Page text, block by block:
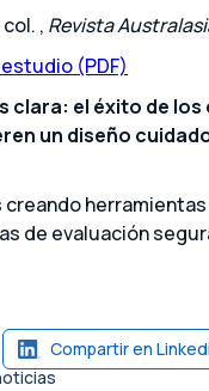
, Revista
(PDF)
clara: el éxito de los
un diseño
creando
de evaluación
Compartir en